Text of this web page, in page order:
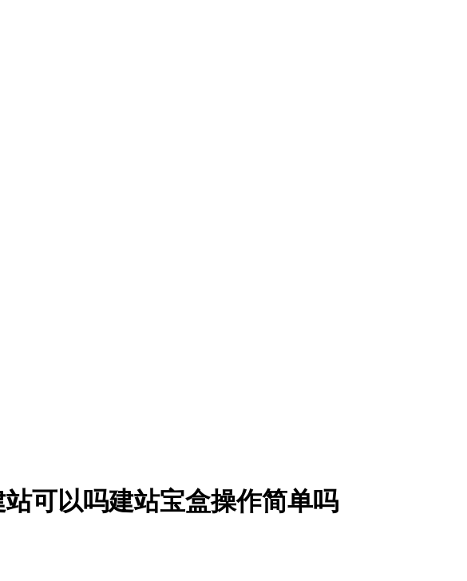
可以吗建站宝盒操作简单吗